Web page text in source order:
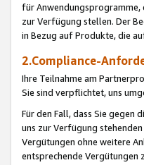
für Anwendungsprogramme,
zur Verfügung stellen. Der
in Bezug auf Produkte, die
2.Compliance-
Ihre Teilnahme am
Sie sind verpflichtet, uns
Für den Fall, dass Sie gegen
uns zur Verfügung
Vergütungen ohne weitere
entsprechende Vergütungen